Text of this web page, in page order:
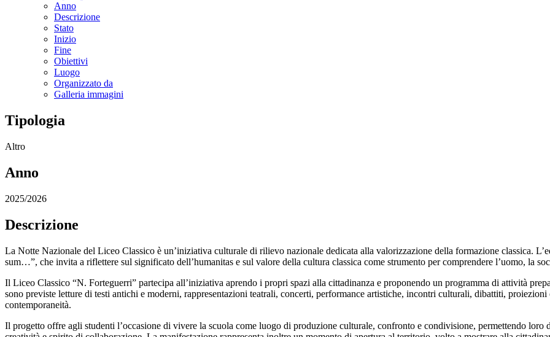
Anno
Descrizione
Stato
Inizio
Fine
Obiettivi
Luogo
Organizzato da
Galleria immagini
Tipologia
Altro
Anno
2025/2026
Descrizione
La Notte Nazionale del Liceo Classico è un’iniziativa culturale di rilievo nazionale dedicata alla valorizzazione della formazione classica.
sum…”, che invita a riflettere sul significato dell’humanitas e sul valore della cultura classica come strumento per comprendere l’uomo, la
Il Liceo Classico “N. Forteguerri” partecipa all’iniziativa aprendo i propri spazi alla cittadinanza e proponendo un programma di attività
sono previste letture di testi antichi e moderni, rappresentazioni teatrali, concerti, performance artistiche, incontri culturali, dibattiti,
contemporaneità.
Il progetto offre agli studenti l’occasione di vivere la scuola come luogo di produzione culturale, confronto e condivisione, permettendo